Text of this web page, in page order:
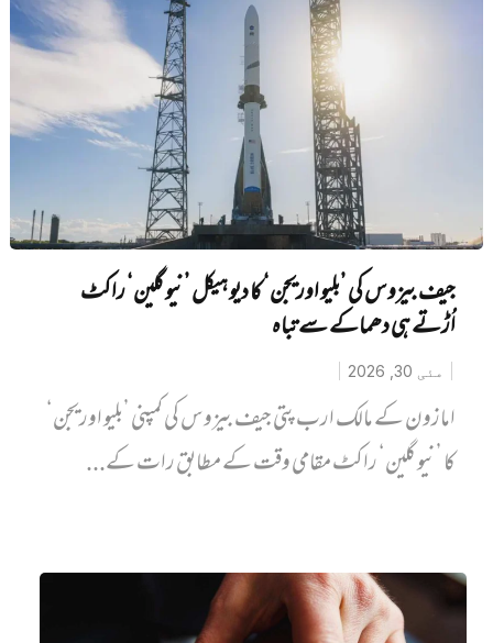
جیف بیزوس کی ’بلیو اوریجن‘ کا دیو ہیکل ’نیو گلین‘ راکٹ
اُڑتے ہی دھماکے سے تباہ
مئی 30, 2026
امازون کے مالک ارب پتی جیف بیزوس کی کمپنی ’بلیو اوریجن‘
کا ’نیو گلین‘ راکٹ مقامی وقت کے مطابق رات کے...